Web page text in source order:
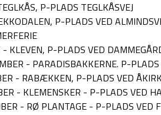
P-PLADS TEGLKÅSVEJ
P-PLADS VED
- KLEVEN, P-PLADS VED
- PARADISBAKKERNE. P-PLADS
- RABÆKKEN, P-PLADS VED
- KLEMENSKER - P-PLADS VED
- RØ PLANTAGE - P-PLADS VED